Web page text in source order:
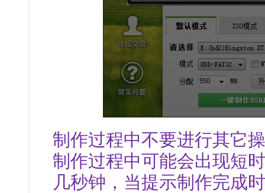
制作过程中不要进行其它
制作过程中可能会出现短
几秒钟，当提示制作完成